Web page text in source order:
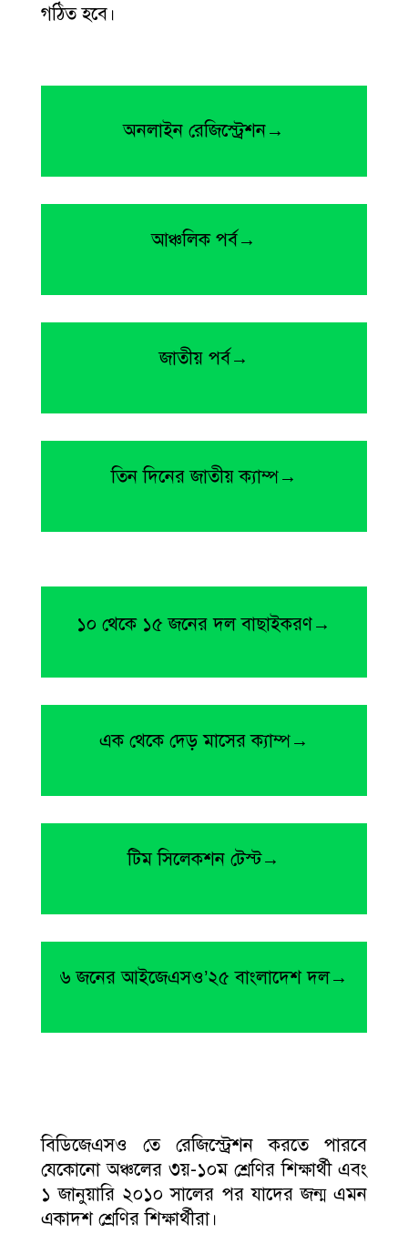
গঠিত হবে।
অনলাইন রেজিস্ট্রেশন→
আঞ্চলিক পর্ব→
জাতীয় পর্ব→
তিন দিনের জাতীয় ক্যাম্প→
১০ থেকে ১৫ জনের দল বাছাইকরণ→
এক থেকে দেড় মাসের ক্যাম্প→
টিম সিলেকশন টেস্ট→
৬ জনের আইজেএসও’২৫ বাংলাদেশ দল→
বিডিজেএসও তে রেজিস্ট্রেশন করতে পারবে
যেকোনো অঞ্চলের ৩য়-১০ম শ্রেণির শিক্ষার্থী এবং
১ জানুয়ারি ২০১০ সালের পর যাদের জন্ম এমন
একাদশ শ্রেণির শিক্ষার্থীরা।